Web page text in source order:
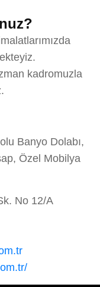
kadromuzla
Banyo Dolabı,
Özel Mobilya
No 12/A